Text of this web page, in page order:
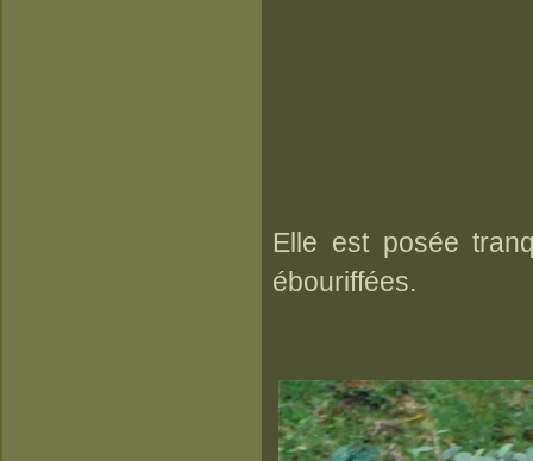
Elle est posée
ébouriffées.